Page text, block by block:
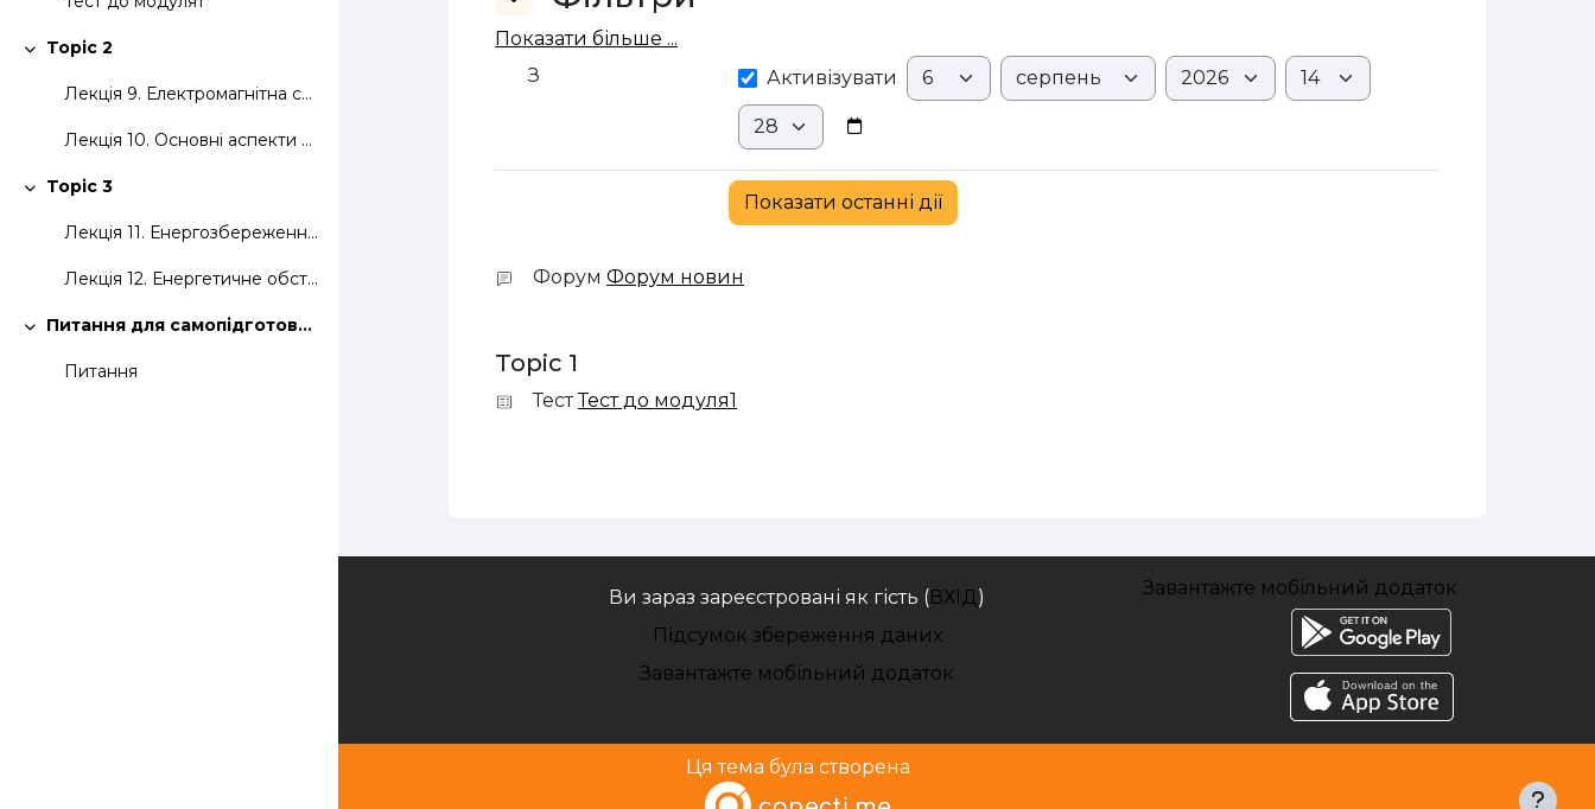
Згорнути
Topic 2
Лекція 9. Електромагнітна сумісність і вплив на неї якості електричної енергії
Лекція 10. Основні аспекти забезпечення електромагнітної сумісності
Згорнути
Topic 3
Лекція 11. Енергозбереження та способи економії електроенергії
Лекція 12. Енергетичне обстеження і енергоаудит
Згорнути
Питання для самопідготовки
Питання
Фільтри
Показати більше ...
З
З Активізувати День Місяць Рік Година
Хвилина
ФорумФорум новин
Topic 1
ТестТест до модуля1
Ви зараз зареєстровані як гість (ВХІД)
Підсумок збереження даних
Завантажте мобільний додаток
Завантажте мобільний додаток
Ця тема була створена